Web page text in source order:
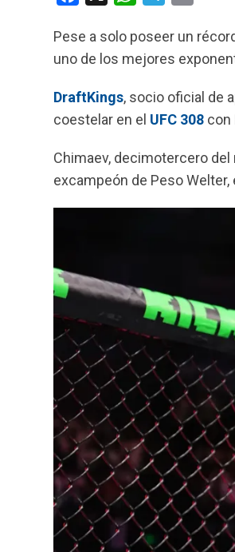
c
e
o
o
a
t
A
p
p
l
e
r
a
a
i
Pese a solo poseer un
uno de los mejores
DraftKings, socio oficial de
coestelar en el UFC 308 con
Chimaev, decimotercero
excampeón de Peso Welter,